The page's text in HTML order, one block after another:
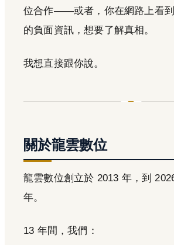
位合作——或者，你在網路上看
的負面資訊，想要了解真相。
我想直接跟你說。
關於龍雲數位
龍雲數位創立於 2013 年，到
年。
13 年間，我們：